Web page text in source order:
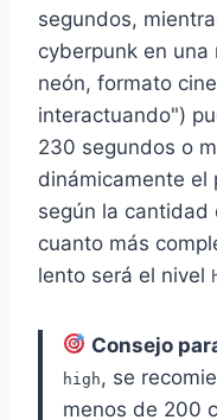
segundos,
cyberpunk en una
neón, formato
interactuando")
230 segundos o
dinámicamente el
según la cantidad
cuanto más
lento será el nivel
Consejo
high , se
menos de 200